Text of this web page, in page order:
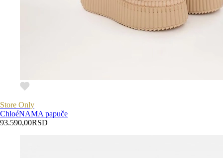
Store Only
ChloéNAMA papuče
93.590,00RSD